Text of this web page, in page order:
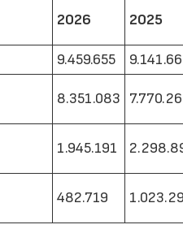
2026 2025
9.459.655
8.351.083
1.945.191
482.719